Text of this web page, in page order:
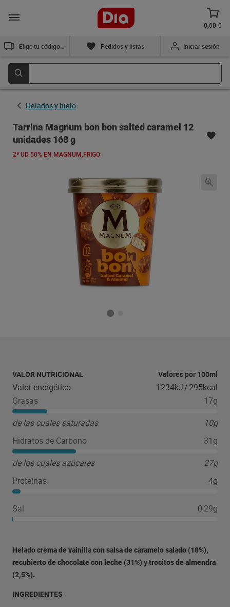
0,00 €
Pedidos y listas Iniciar sesión
Helados y hielo
Tarrina Magnum bon bon salted caramel 12
unidades 168 g
2ª UD 50% EN MAGNUM,FRIGO
VALOR NUTRICIONAL Valores por 100ml
Valor energético 1234kJ/295kcal
Grasas
17g
de las cuales saturadas
10g
Hidratos de Carbono
31g
de los cuales azúcares
27g
Proteínas
4g
Sal 0,29g
Helado crema de vainilla con salsa de caramelo salado (18%),
recubierto de chocolate con leche (31%) y trocitos de almendra
(2,5%).
INGREDIENTES